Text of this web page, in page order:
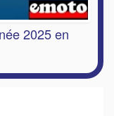
2025 en